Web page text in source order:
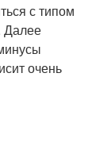
с типом
Далее
очень